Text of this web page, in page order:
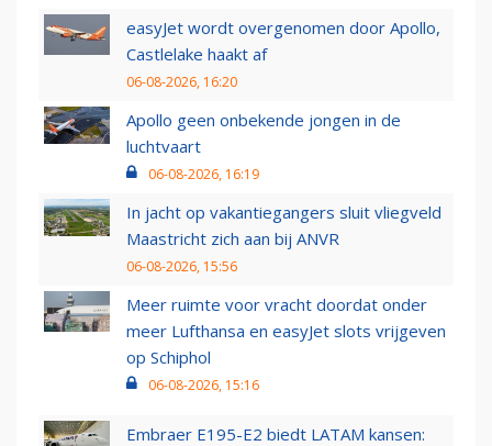
easyJet wordt overgenomen door Apollo,
Castlelake haakt af
06-08-2026, 16:20
Apollo geen onbekende jongen in de
luchtvaart
06-08-2026, 16:19
In jacht op vakantiegangers sluit vliegveld
Maastricht zich aan bij ANVR
06-08-2026, 15:56
Meer ruimte voor vracht doordat onder
meer Lufthansa en easyJet slots vrijgeven
op Schiphol
06-08-2026, 15:16
Embraer E195-E2 biedt LATAM kansen: